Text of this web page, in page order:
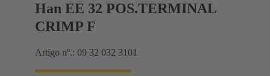
Han EE 32 POS.TERMINAL
CRIMP F
Artigo nº.: 09 32 032 3101